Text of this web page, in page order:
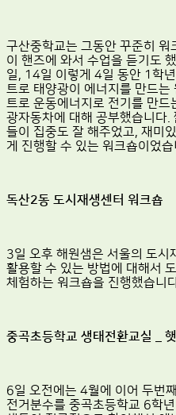
구산중학교는 그동안 꾸준히
이 핸즈에 와서 수업을 듣기도
일, 14일 이렇게 4일 동안 1학
트로 태양광이 에너지를 만드는
트로 운동에너지로 전기를 만
광자동차에 대해 공부했습니다
들이 집중도 잘 해주었고, 재미
게 진행할 수 있는 워크숍이었습
독산2동 도시재생센터 워크숍
3일 오후 해원샘은 서울의 도시
활용할 수 있는 방법에 대해서
체험하는 워크숍을 진행했습니
중곡초등학교 생태전환교실 _
6일 오전에는 4월에 이어 두번
전거분수를 중곡초등학교 6학